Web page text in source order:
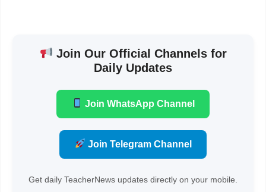
Join Our Official Channels for
Daily Updates
Join WhatsApp Channel
Join Telegram Channel
Get daily TeacherNews updates directly on your mobile.